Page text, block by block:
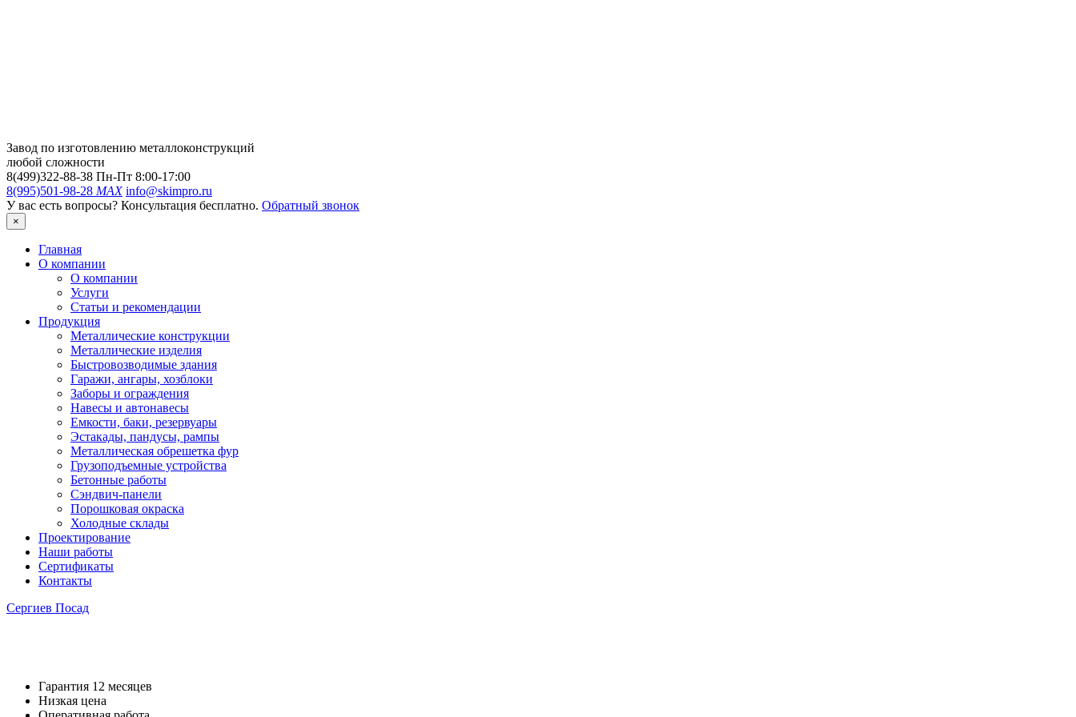
Завод по изготовлению металлоконструкций
любой сложности
8(499)322-88-38 Пн-Пт 8:00-17:00
8(995)501-98-28 MAX info@skimpro.ru
У вас есть вопросы? Консультация бесплатно. Обратный звонок
×
Главная
О компании
О компании
Услуги
Статьи и рекомендации
Продукция
Металлические конструкции
Металлические изделия
Быстровозводимые здания
Гаражи, ангары, хозблоки
Заборы и ограждения
Навесы и автонавесы
Емкости, баки, резервуары
Эстакады, пандусы, рампы
Металлическая обрешетка фур
Грузоподъемные устройства
Бетонные работы
Сэндвич-панели
Порошковая окраска
Холодные склады
Проектирование
Наши работы
Сертификаты
Контакты
Сергиев Посад
Гарантия 12 месяцев
Низкая цена